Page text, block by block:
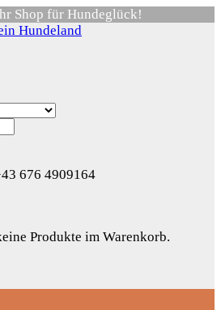
Shop für Hundeglück!
676 4909164
Produkte im Warenkorb.